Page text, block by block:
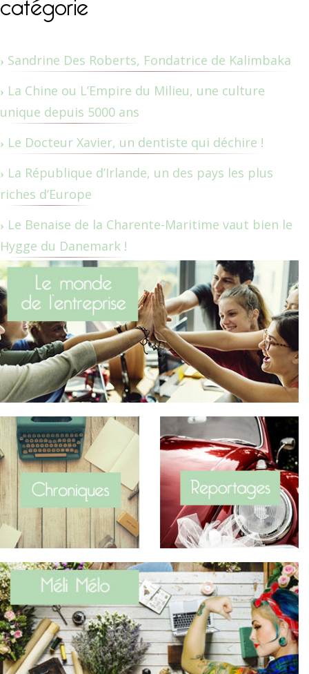
Sandrine Des Roberts, Fondatrice de Kalimbaka
La Chine ou L’Empire du Milieu, une culture
unique depuis 5000 ans
Le Docteur Xavier, un dentiste qui déchire !
La République d’Irlande, un des pays les plus
riches d’Europe
Le Benaise de la Charente-Maritime vaut bien le
Hygge du Danemark !